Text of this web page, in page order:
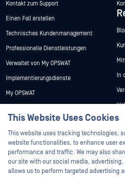
Kontakt zum Support
Einen Fall erstellen
Technisches Kundenmanagement
Professionelle Dienstleistungen
Verwaltet von My OPSWAT
Implementierungsdienste
My OPSWAT
Programm zur Behebung von
Sicherheitslücken
Partner
Zertifizierung
In
This Website Uses Cookies
This website uses tracking technologies,
website functionalities, to enhance user
performance and traffic. We may also
our site with our social media,
allows us to perform targeted advertising
Hey there!
I'm Ozzy, your
How can I help
today?